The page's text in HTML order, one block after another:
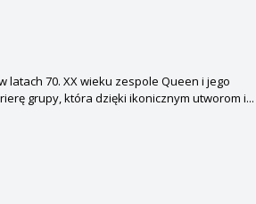
latach 70. XX wieku zespole Queen i jego
grupy, która dzięki ikonicznym utworom i...